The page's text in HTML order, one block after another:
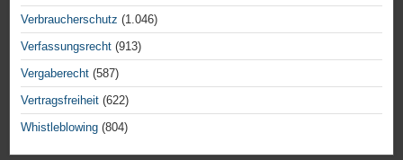
Verbraucherschutz (1.046)
Verfassungsrecht (913)
Vergaberecht (587)
Vertragsfreiheit (622)
Whistleblowing (804)